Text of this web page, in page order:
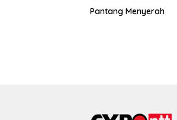
Pantang Menyerah